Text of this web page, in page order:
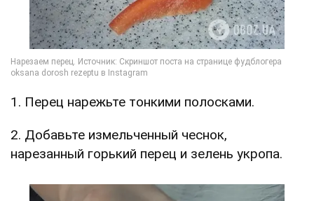
1. Перец нарежьте тонкими полосками.
2. Добавьте измельченный чеснок,
нарезанный горький перец и зелень укропа.